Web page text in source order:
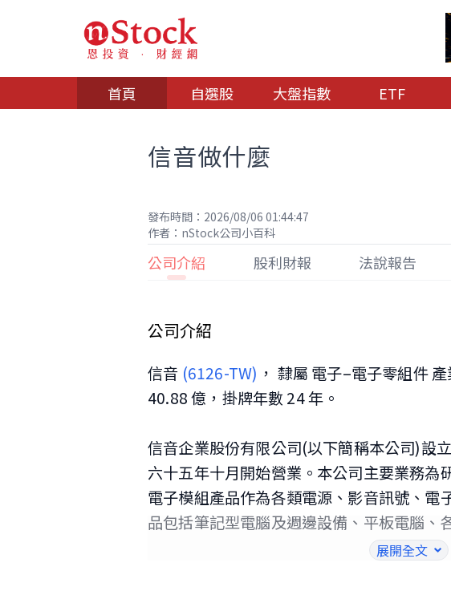
首頁 自選股 大盤指數 ETF
信音做什麼
發布時間：2026/08/06 01:44:47
作者：nStock公司小百科
公司介紹 股利財報 法說報告
公司介紹
信音 (6126-TW) ， 隸屬 電子–電子零組件 產業類別。資本額 12.98 億，市值
40.88 億，掛牌年數 24 年。
信音企業股份有限公司(以下簡稱本公司)設
六十五年十月開始營業。本公司主要業務為
電子模組產品作為各類電源、影音訊號、電
品包括筆記型電腦及週邊設備、平板電腦、
及網路通訊等。本公司股票自民國九十一年
展開全文